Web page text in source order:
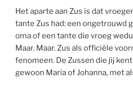
Het aparte aan Zus is dat
tante Zus had: een ongetrouwd
oma of een tante die vroeg
Maar. Maar. Zus als officiële
fenomeen. De Zussen die jij
gewoon Maria of Johanna, met